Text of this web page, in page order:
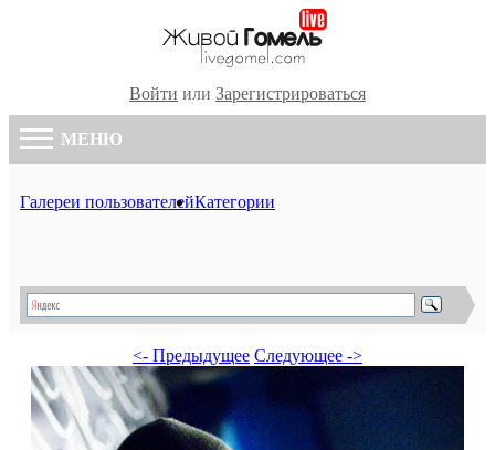
Войти или Зарегистрироваться
МЕНЮ
Галереи пользователейКатегории
<- Предыдущее Следующее ->